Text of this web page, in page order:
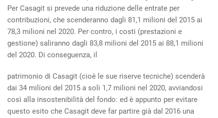
Per Casagit si prevede una riduzione delle entrate per
contribuzioni, che scenderanno dagli 81,1 milioni del 2015 ai
78,3 milioni nel 2020. Per contro, i costi (prestazioni e
gestione) saliranno dagli 83,8 milioni del 2015 ai 88,1 milioni
del 2020. Di conseguenza, il
patrimonio di Casagit (cioè le sue riserve tecniche) scenderà
dai 34 milioni del 2015 a soli 1,7 milioni nel 2020, avviandosi
così alla insostenibilità del fondo: ed è appunto per evitare
questo esito che Casagit deve far partire già dal 2016 una